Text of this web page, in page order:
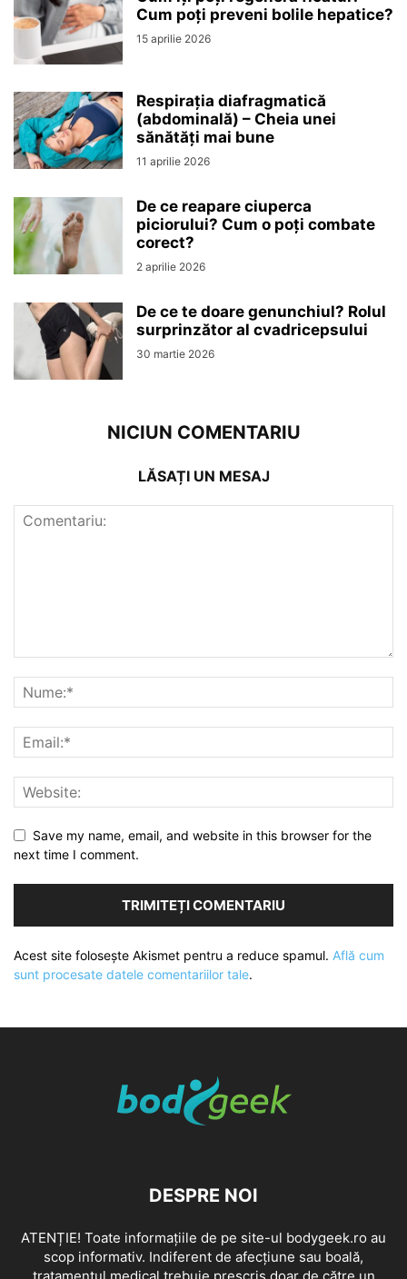
Cum poți preveni bolile hepatice?
15 aprilie 2026
Respirația diafragmatică
(abdominală) – Cheia unei
sănătăți mai bune
11 aprilie 2026
De ce reapare ciuperca
piciorului? Cum o poți combate
corect?
2 aprilie 2026
De ce te doare genunchiul? Rolul
surprinzător al cvadricepsului
30 martie 2026
NICIUN COMENTARIU
LĂSAȚI UN MESAJ
Save my name, email, and website in this browser for the
next time I comment.
Acest site folosește Akismet pentru a reduce spamul. Află cum
sunt procesate datele comentariilor tale.
DESPRE NOI
ATENȚIE! Toate informațiile de pe site-ul bodygeek.ro au
scop informativ. Indiferent de afecțiune sau boală,